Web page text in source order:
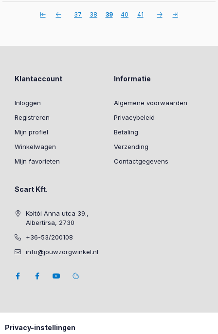
37 38 39 40 41
Klantaccount
Inloggen
Registreren
Mijn profiel
Winkelwagen
Mijn favorieten
Informatie
Algemene voorwaarden
Privacybeleid
Betaling
Verzending
Contactgegevens
Scart Kft.
Koltói Anna utca 39.,
Albertirsa, 2730
+36-53/200108
info@jouwzorgwinkel.nl
Privacy-instellingen